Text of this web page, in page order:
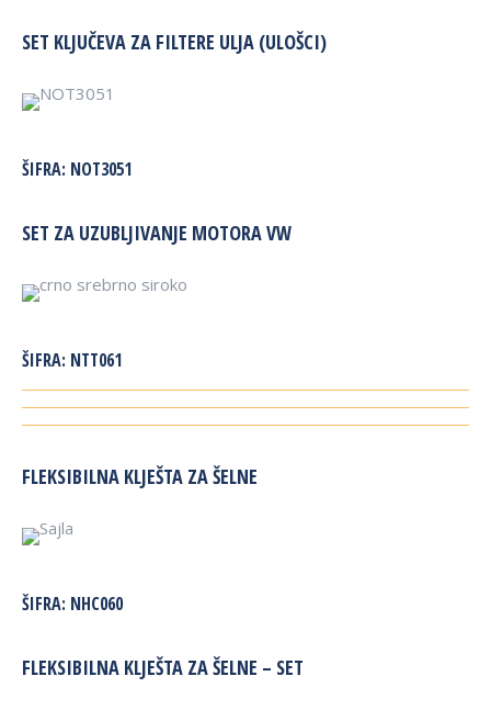
SET KLJUČEVA ZA FILTERE ULJA (ULOŠCI)
ŠIFRA: NOT3051
SET ZA UZUBLJIVANJE MOTORA VW
ŠIFRA: NTT061
FLEKSIBILNA KLJEŠTA ZA ŠELNE
ŠIFRA: NHC060
FLEKSIBILNA KLJEŠTA ZA ŠELNE – SET